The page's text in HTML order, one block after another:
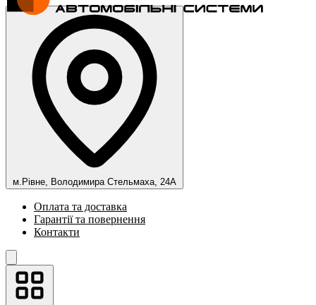
м.Рівне, Володимира Стельмаха, 24А
Оплата та доставка
Гарантії та повернення
Контакти